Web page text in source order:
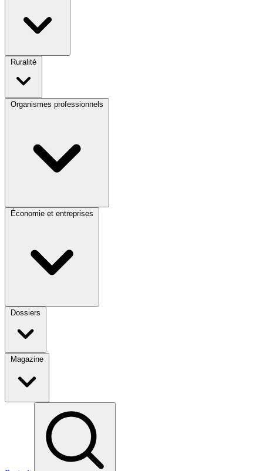
Ruralité
Organismes professionnels
Économie et entreprises
Dossiers
Magazine